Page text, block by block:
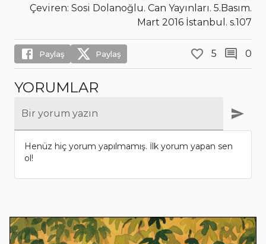
Çeviren: Sosi Dolanoğlu. Can Yayınları. 5.Basım.
Mart 2016 İstanbul. s.107
Paylaş Paylaş 5 0
YORUMLAR
Bir yorum yazın
Henüz hiç yorum yapılmamış. İlk yorum yapan sen
ol!